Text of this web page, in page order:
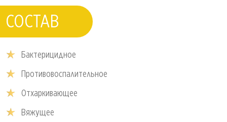
СОСТАВ
Бактерицидное
Противовоспалительное
Отхаркивающее
Вяжущее